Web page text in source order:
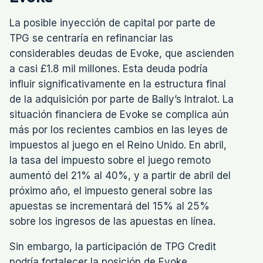
La posible inyección de capital por parte de
TPG se centraría en refinanciar las
considerables deudas de Evoke, que ascienden
a casi £1.8 mil millones. Esta deuda podría
influir significativamente en la estructura final
de la adquisición por parte de Bally’s Intralot. La
situación financiera de Evoke se complica aún
más por los recientes cambios en las leyes de
impuestos al juego en el Reino Unido. En abril,
la tasa del impuesto sobre el juego remoto
aumentó del 21% al 40%, y a partir de abril del
próximo año, el impuesto general sobre las
apuestas se incrementará del 15% al 25%
sobre los ingresos de las apuestas en línea.
Sin embargo, la participación de TPG Credit